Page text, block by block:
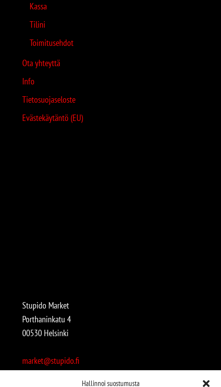
Hallinnoi suostumusta
Kassa
Tilini
Toimitusehdot
Ota yhteyttä
Info
Tietosuojaseloste
Evästekäytäntö (EU)
Stupido Market
Porthaninkatu 4
00530 Helsinki
market@stupido.fi